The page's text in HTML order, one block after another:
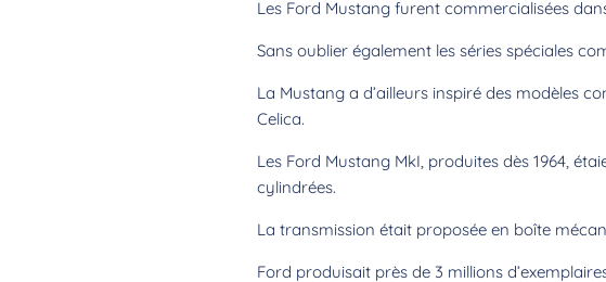
Les Ford Mustang furent commercialisées
Sans oublier également les séries spéciales
La Mustang a d’ailleurs inspiré des modèles
Celica.
Les Ford Mustang MkI, produites dès 1964,
cylindrées.
La transmission était proposée en boîte
Ford produisait près de 3 millions